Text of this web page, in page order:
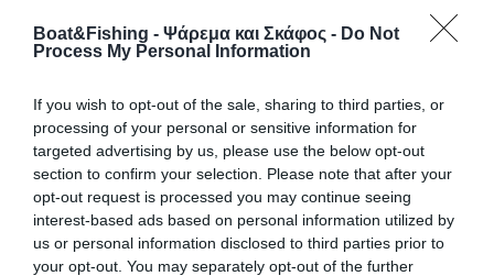
Boat&Fishing - Ψάρεμα και Σκάφος - Do Not
Process My Personal Information
If you wish to opt-out of the sale, sharing to third parties, or
processing of your personal or sensitive information for
targeted advertising by us, please use the below opt-out
section to confirm your selection. Please note that after your
opt-out request is processed you may continue seeing
interest-based ads based on personal information utilized by
us or personal information disclosed to third parties prior to
your opt-out. You may separately opt-out of the further
ΘΕΣΣΑΛΟΝΙΚΗ BOAT & FISHING SHOW 2025
Τελετή παράδοσης του ταχύπλοου
περιπολικού σκάφους SKIPPER 38 PATROL
στο Λιμεναρχείο Μυκόνου